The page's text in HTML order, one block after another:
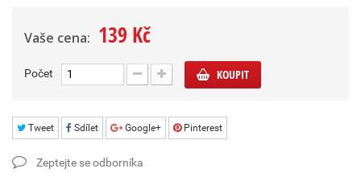
Vaše cena: 139 Kč
Počet KOUPIT
Tweet Sdílet Google+ Pinterest
Zeptejte se odborníka